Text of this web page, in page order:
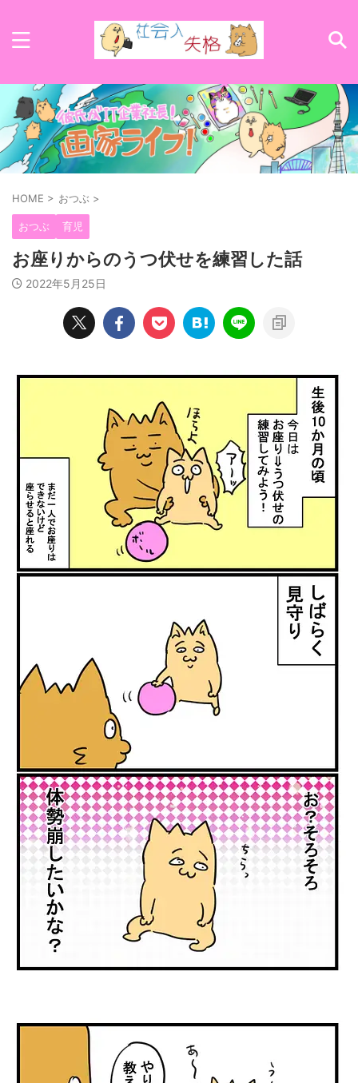
HOME > おつぶ >
おつぶ 育児
お座りからのうつ伏せを練習した話
2022年5月25日